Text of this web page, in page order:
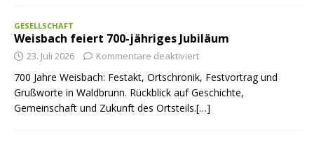
GESELLSCHAFT
Weisbach feiert 700-jähriges Jubiläum
23. Juli 2026 Kommentare deaktiviert
700 Jahre Weisbach: Festakt, Ortschronik, Festvortrag und
Grußworte in Waldbrunn. Rückblick auf Geschichte,
Gemeinschaft und Zukunft des Ortsteils.[…]